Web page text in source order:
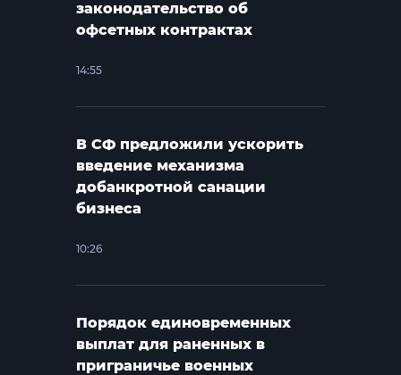
законодательство об
офсетных контрактах
14:55
В СФ предложили ускорить
введение механизма
добанкротной санации
бизнеса
10:26
Порядок единовременных
выплат для раненных в
приграничье военных